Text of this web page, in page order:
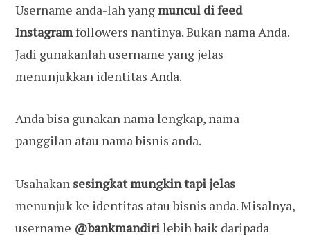
Username anda-lah yangmuncul di feed
Instagramfollowers nantinya. Bukan nama Anda.
Jadi gunakanlah username yang jelas
menunjukkan identitas Anda.
Anda bisa gunakan nama lengkap, nama
panggilan atau nama bisnis anda.
Usahakan sesingkat mungkin tapi jelas
menunjuk ke identitas atau bisnis anda. Misalnya,
username @bankmandirilebih baik daripada